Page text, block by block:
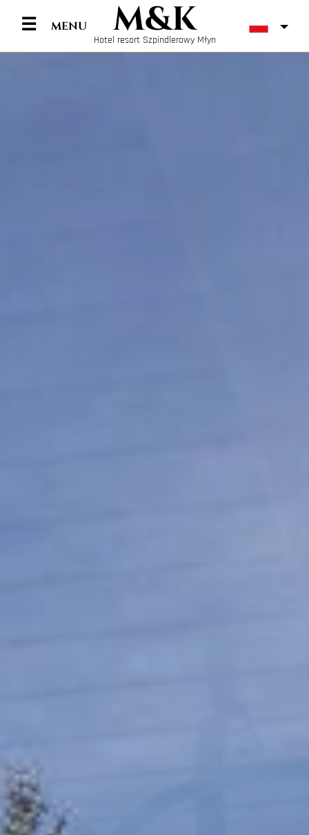
M&K
Hotel resort Szpindlerowy Młyn